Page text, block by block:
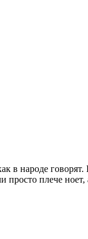
в народе
плече ноет,